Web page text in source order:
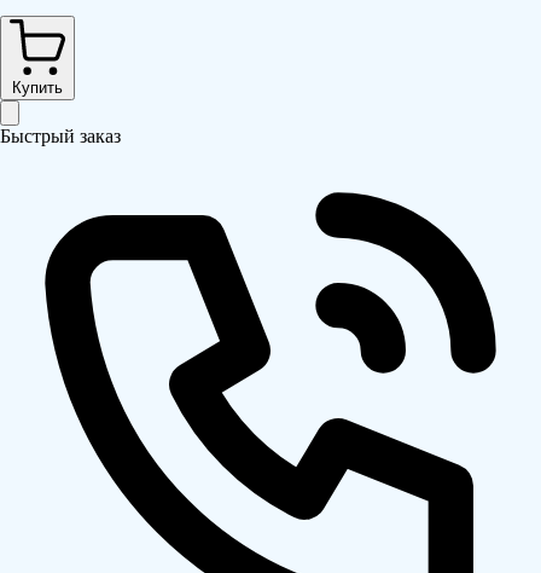
Купить
Быстрый заказ